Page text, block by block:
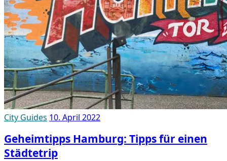
City Guides 10. April 2022
Geheimtipps Hamburg: Tipps für einen
Städtetrip